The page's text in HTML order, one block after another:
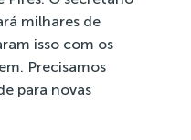
milhares de
isso com os
Precisamos
para novas